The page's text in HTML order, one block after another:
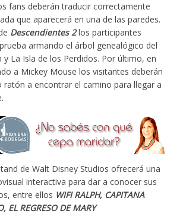
fans deberán traducir correctamente
que aparecerá en una de las paredes.
Descendientes 2los participantes
armando el árbol genealógico del
y La Isla de los Perdidos. Por último, en
a Mickey Mouse los visitantes deberán
ratón a encontrar el camino para llegar a
de Walt Disney Studios ofrecerá una
interactiva para dar a conocer sus
entre ellos WIFI RALPH, CAPITANA
EL REGRESO DE MARY